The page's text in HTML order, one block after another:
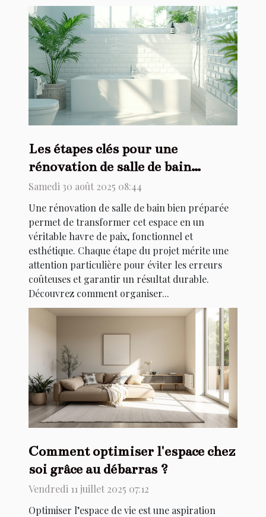
Les étapes clés pour une
rénovation de salle de bain
réussie
Samedi 30 août 2025 08:44
Une rénovation de salle de bain bien préparée
permet de transformer cet espace en un
véritable havre de paix, fonctionnel et
esthétique. Chaque étape du projet mérite une
attention particulière pour éviter les erreurs
coûteuses et garantir un résultat durable.
Découvrez comment organiser...
Comment optimiser l'espace chez
soi grâce au débarras ?
Vendredi 11 juillet 2025 07:12
Optimiser l’espace de vie est une aspiration